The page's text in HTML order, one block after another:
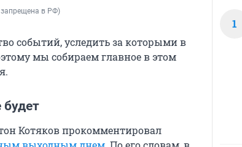
запрещена в РФ)
событий, уследить за которыми в
мы собираем главное в этом
Котяков прокомментировал
1